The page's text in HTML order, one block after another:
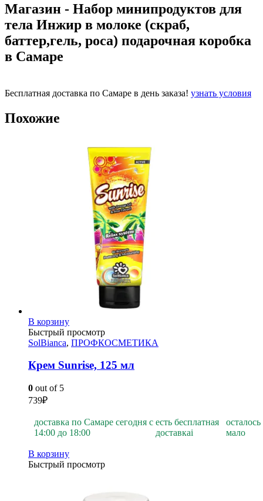
Магазин - Набор минипродуктов для
тела Инжир в молоке (скраб,
баттер,гель, роса) подарочная коробка
в Самаре
Бесплатная доставка по Самаре в день заказа! узнать условия
Похожие
В корзину
Быстрый просмотр
SolBianca, ПРОФКОСМЕТИКА
Крем Sunrise, 125 мл
0 out of 5
739₽
доставка по Самаре сегодня с
14:00 до 18:00
есть бесплатная
доставкаi
осталось
мало
В корзину
Быстрый просмотр